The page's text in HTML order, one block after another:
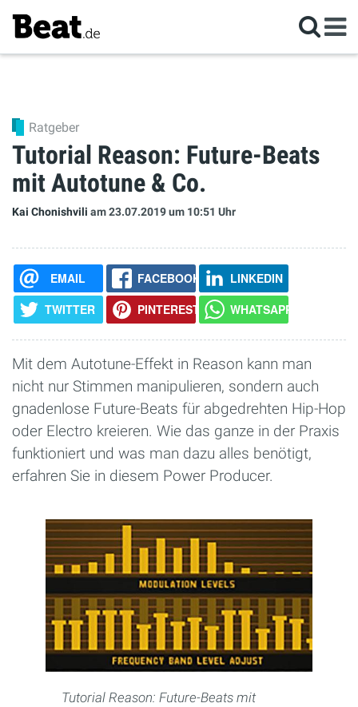
Ratgeber
Tutorial Reason: Future-Beats
mit Autotune & Co.
Kai Chonishvili am 23.07.2019um 10:51 Uhr
EMAIL FACEBOOK
LINKEDIN
TWITTER
PINTEREST WHATSAPP
Mit dem Autotune-Effekt in Reason kann man
nicht nur Stimmen manipulieren, sondern auch
gnadenlose Future-Beats für abgedrehten Hip-Hop
oder Electro kreieren. Wie das ganze in der Praxis
funktioniert und was man dazu alles benötigt,
erfahren Sie in diesem Power Producer.
Tutorial Reason: Future-Beats mit